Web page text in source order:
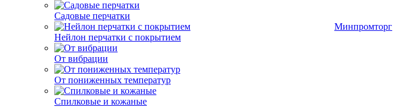
Садовые перчатки
Нейлон перчатки с покрытием
От вибрации
От пониженных температур
Спилковые и кожаные
Минпромторг